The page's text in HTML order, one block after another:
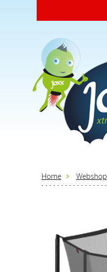
Home Webshop